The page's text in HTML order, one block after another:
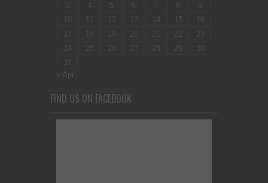
3
5 7 8
10
11 12 13 14 15
16
17
18 19 20 21 22
23
24
25 26 27 28 29
30
31
« Apr
FIND US ON FACEBOOK